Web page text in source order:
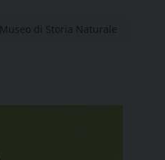
Museo di Storia Naturale